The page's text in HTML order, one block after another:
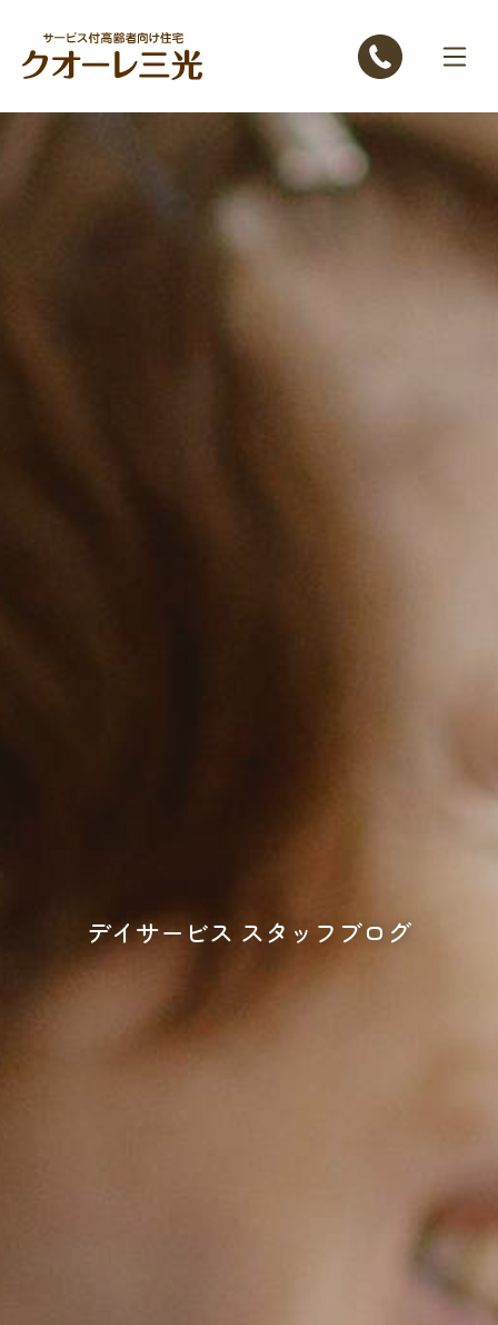
デイサービス スタッフブログ